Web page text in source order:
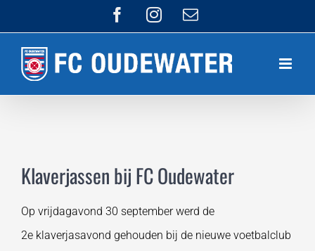
naar
inhoud
FacebookInstagram
E-
mail
Klaverjassen bij FC Oudewater
Op vrijdagavond 30 september werd de
2e klaverjasavond gehouden bij de nieuwe voetbalclub